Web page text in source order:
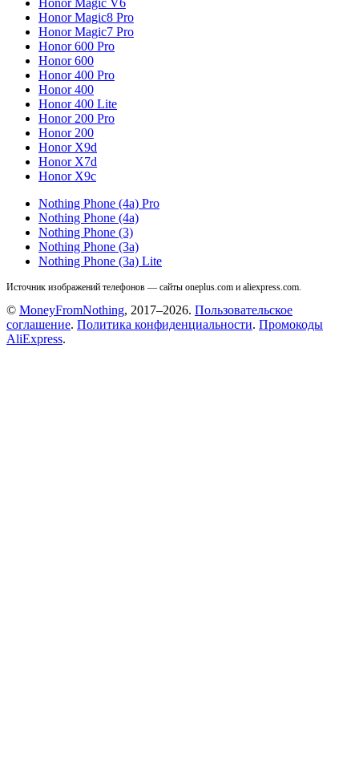
Honor Magic V6
Honor Magic8 Pro
Honor Magic7 Pro
Honor 600 Pro
Honor 600
Honor 400 Pro
Honor 400
Honor 400 Lite
Honor 200 Pro
Honor 200
Honor X9d
Honor X7d
Honor X9c
Nothing Phone (4a) Pro
Nothing Phone (4a)
Nothing Phone (3)
Nothing Phone (3a)
Nothing Phone (3a) Lite
Источник изображений телефонов — сайты oneplus.com и aliexpress.com.
© MoneyFromNothing, 2017–2026. Пользовательское
соглашение. Политика конфиденциальности. Промокоды
AliExpress.